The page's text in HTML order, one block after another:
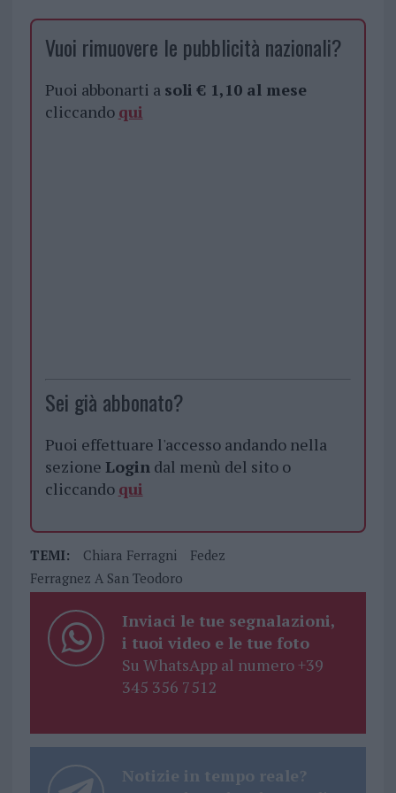
Vuoi rimuovere le pubblicità nazionali?
Puoi abbonarti a soli € 1,10 al mese
cliccando qui
Sei già abbonato?
Puoi effettuare l'accesso andando nella
sezione Logindal menù del sito o
cliccando qui
TEMI: Chiara Ferragni
Fedez
Ferragnez A San Teodoro
Inviaci le tue segnalazioni,
i tuoi video e le tue foto
Su WhatsApp al numero +39
345 356 7512
Notizie in tempo reale?